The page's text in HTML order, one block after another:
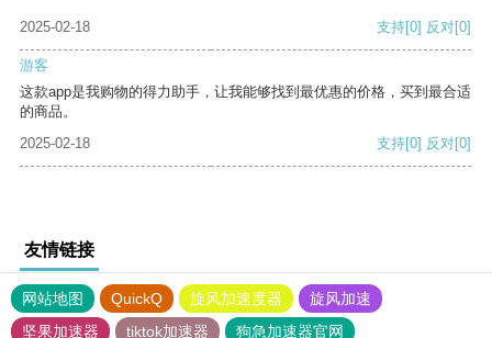
2025-02-18 支持[0] 反对[0]
游客
这款app是我购物的得力助手，让我能够找到最优惠的价格，买到最合适
的商品。
2025-02-18
支持[0] 反对[0]
友情链接
网站地图 QuickQ 旋风加速度器
旋风加速
坚果加速器
tiktok加速器 狗急加速器官网